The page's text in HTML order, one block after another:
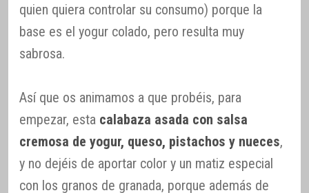
quien quiera controlar su consumo) porque la
base es el yogur colado, pero resulta muy
sabrosa.
Así que os animamos a que probéis, para
empezar, esta calabaza asada con salsa
cremosa de yogur, queso, pistachos y nueces,
y no dejéis de aportar color y un matiz especial
con los granos de granada, porque además de